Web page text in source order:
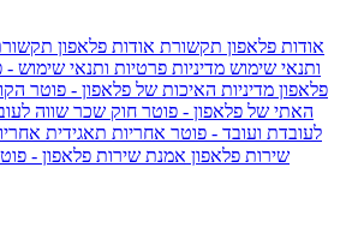
אודות פלאפון תקשורת אודות פלאפון
ותנאי שימוש מדיניות פרטיות ותנאי שימוש -
פלאפון מדיניות האיכות של פלאפון - פוטר
האתי של פלאפון - פוטר חוק שכר שווה
לעובדת ועובד - פוטר אחריות תאגידית
שירות פלאפון אמנת שירות פלאפון -